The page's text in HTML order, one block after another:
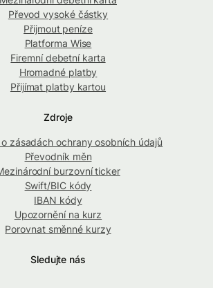
Převod vysoké částky
Přijmout peníze
Platforma Wise
Firemní debetní karta
Hromadné platby
Přijímat platby kartou
Zdroje
zásadách ochrany osobních údajů
Převodník měn
burzovní ticker
Swift/BIC kódy
IBAN kódy
Upozornění na kurz
Porovnat směnné kurzy
Sledujte nás